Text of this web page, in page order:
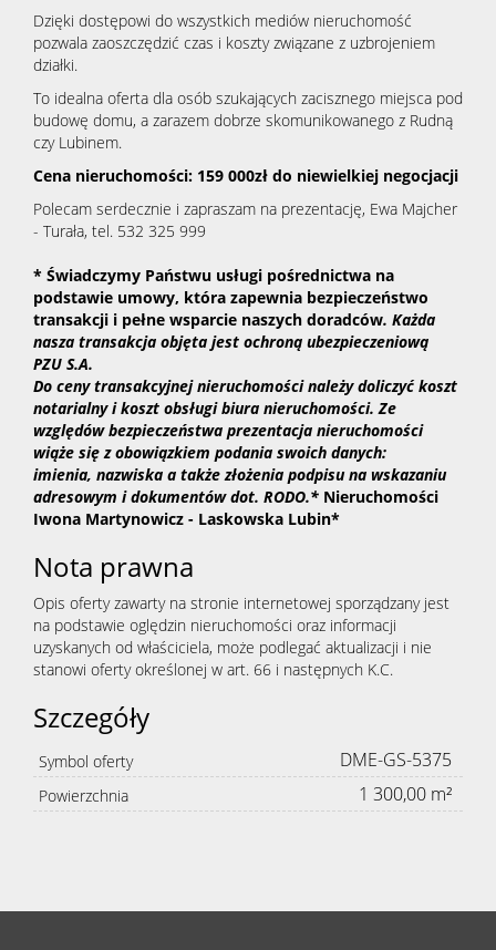
Dzięki dostępowi do wszystkich mediów nieruchomość
pozwala zaoszczędzić czas i koszty związane z uzbrojeniem
działki.
To idealna oferta dla osób szukających zacisznego miejsca pod
budowę domu, a zarazem dobrze skomunikowanego z Rudną
czy Lubinem.
Cena nieruchomości: 159 000zł do niewielkiej negocjacji
Polecam serdecznie i zapraszam na prezentację, Ewa Majcher
- Turała, tel. 532 325 999
* Świadczymy Państwu usługi pośrednictwa na
podstawie umowy, która zapewnia bezpieczeństwo
transakcji i pełne wsparcie naszych doradców. Każda
nasza transakcja objęta jest ochroną ubezpieczeniową
PZU S.A.
Do ceny transakcyjnej nieruchomości należy doliczyć koszt
notarialny i koszt obsługi biura nieruchomości. Ze
względów bezpieczeństwa prezentacja nieruchomości
wiąże się z obowiązkiem podania swoich danych:
imienia, nazwiska a także złożenia podpisu na wskazaniu
adresowym i dokumentów dot. RODO.* Nieruchomości
Iwona Martynowicz - Laskowska Lubin*
Nota prawna
Opis oferty zawarty na stronie internetowej sporządzany jest
na podstawie oględzin nieruchomości oraz informacji
uzyskanych od właściciela, może podlegać aktualizacji i nie
stanowi oferty określonej w art. 66 i następnych K.C.
Szczegóły
Symbol oferty DME-GS-5375
Powierzchnia 1 300,00 m²